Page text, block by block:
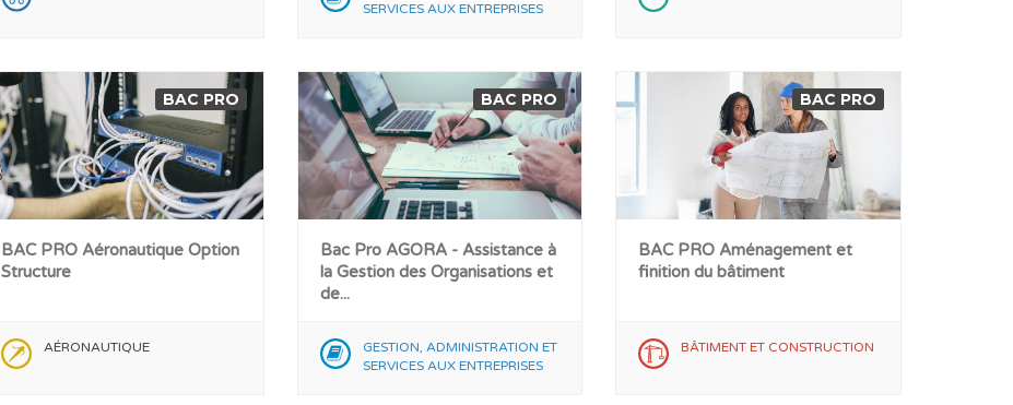
SERVICES AUX ENTREPRISES
BAC PRO
BAC PRO Aéronautique Option
Structure
AÉRONAUTIQUE
BAC PRO
Bac Pro AGORA - Assistance à
la Gestion des Organisations et
de...
GESTION, ADMINISTRATION ET
SERVICES AUX ENTREPRISES
BAC PRO
BAC PRO Aménagement et
finition du bâtiment
BÂTIMENT ET CONSTRUCTION